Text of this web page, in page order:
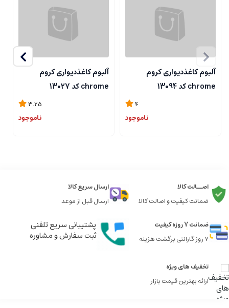
آلبوم کاغذدیواری کروم
chrome کد 13094
4
ناموجود
آلبوم کاغذدیواری کروم
chrome کد 13027
3.25
ناموجود
اصــالت کالا
ضمانت کیفیت و اصالت کالا
ارسال سریع کالا
ارسال قبل از موعد
ضمانت 7 روزه کیفیت
7 روز گارانتی برگشت هزینه
پشتیبانی سریع تلفنی
ثبت سفارش و مشاوره
تخفیف های ویژه
ارائه بهترین قیمت بازار